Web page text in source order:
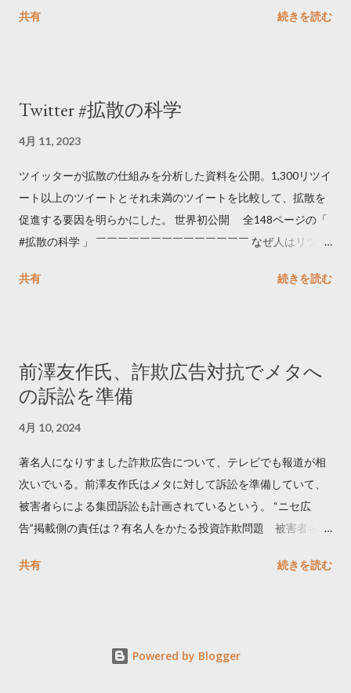
共有
続きを読む
Twitter #拡散の科学
4月 11, 2023
ツイッターが拡散の仕組みを分析した資料を公開。1,300リツイ
ート以上のツイートとそれ未満のツイートを比較して、拡散を
促進する要因を明らかにした。 世界初公開 全148ページの「
#拡散の科学 」 ￣￣￣￣￣￣￣￣￣￣￣￣￣￣ なぜ人はリツイ
学しました。 ー バズの目安は1300リツイート ー 人は16の熱量
トするのか？ https://marketing.twitter.com/ja/insights/kakusan
共有 続きを読む
前澤友作氏、詐欺広告対抗でメタへ
の訴訟を準備
4月 10, 2024
著名人になりすました詐欺広告について、テレビでも報道が相
次いでいる。前澤友作氏はメタに対して訴訟を準備していて、
被害者らによる集団訴訟も計画されているという。 “ニセ広
告”掲載側の責任は？有名人をかたる投資詐欺問題 被害者らが
https://newsdig.tbs.co.jp/articles/-/1091835 なぜなくならな
https://txbiz.tv-tokyo.co.jp/wbs/newsl/post_294057 【独自】著
共有 続きを読む
Powered by Blogger